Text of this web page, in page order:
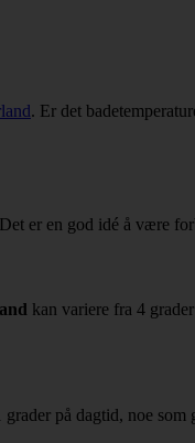
. Er det
er en god idé å være
kan variere fra 4
på dagtid, noe